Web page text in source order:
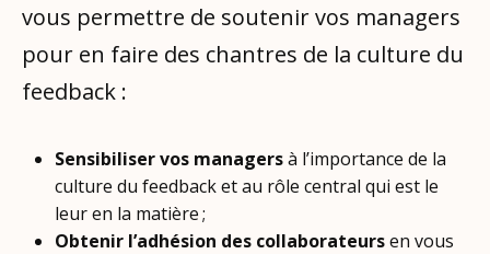
vous permettre de soutenir vos managers
pour en faire des chantres de la culture du
feedback :
Sensibiliser vos managersà l’importance de la
culture du feedback et au rôle central qui est le
leur en la matière ;
Obtenir l’adhésion des collaborateursen vous